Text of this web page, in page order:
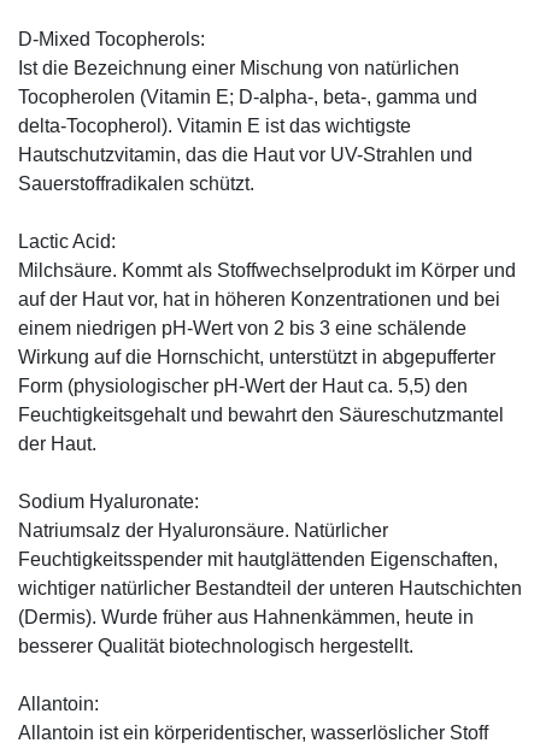
D-Mixed Tocopherols:
Ist die Bezeichnung einer Mischung von natürlichen
Tocopherolen (Vitamin E; D-alpha-, beta-, gamma und
delta-Tocopherol). Vitamin E ist das wichtigste
Hautschutzvitamin, das die Haut vor UV-Strahlen und
Sauerstoffradikalen schützt.
Lactic Acid:
Milchsäure. Kommt als Stoffwechselprodukt im Körper und
auf der Haut vor, hat in höheren Konzentrationen und bei
einem niedrigen pH-Wert von 2 bis 3 eine schälende
Wirkung auf die Hornschicht, unterstützt in abgepufferter
Form (physiologischer pH-Wert der Haut ca. 5,5) den
Feuchtigkeitsgehalt und bewahrt den Säureschutzmantel
der Haut.
Sodium Hyaluronate:
Natriumsalz der Hyaluronsäure. Natürlicher
Feuchtigkeitsspender mit hautglättenden Eigenschaften,
wichtiger natürlicher Bestandteil der unteren Hautschichten
(Dermis). Wurde früher aus Hahnenkämmen, heute in
besserer Qualität biotechnologisch hergestellt.
Allantoin:
Allantoin ist ein körperidentischer, wasserlöslicher Stoff